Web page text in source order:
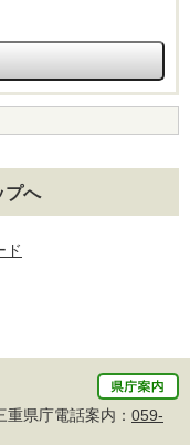
プへ
ド
県庁電話案内： 059-